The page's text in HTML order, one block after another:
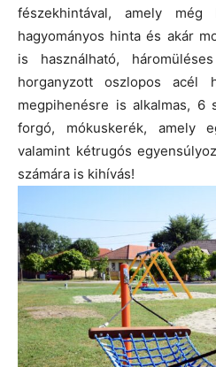
fészekhintával, amely még
hagyományos hinta és akár
is használható,
horganyzott oszlopos acél
megpihenésre is alkalmas, 6
forgó, mókuskerék, amely
valamint kétrugós
számára is kihívás!